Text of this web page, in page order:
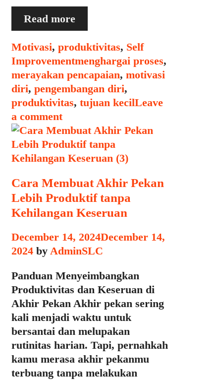
Read moreKenapa
Penting
untuk
Merayakan
Pencapaian
Kecil
Categories
Motivasi, produktivitas, Self
ImprovementTags
menghargai proses,
merayakan pencapaian, motivasi
diri, pengembangan diri,
produktivitas, tujuan kecilLeave
a comment
Cara Membuat Akhir Pekan
Lebih Produktif tanpa
Kehilangan Keseruan
December 14, 2024December 14,
2024 by AdminSLC
Panduan Menyeimbangkan
Produktivitas dan Keseruan di
Akhir Pekan Akhir pekan sering
kali menjadi waktu untuk
bersantai dan melupakan
rutinitas harian. Tapi, pernahkah
kamu merasa akhir pekanmu
terbuang tanpa melakukan